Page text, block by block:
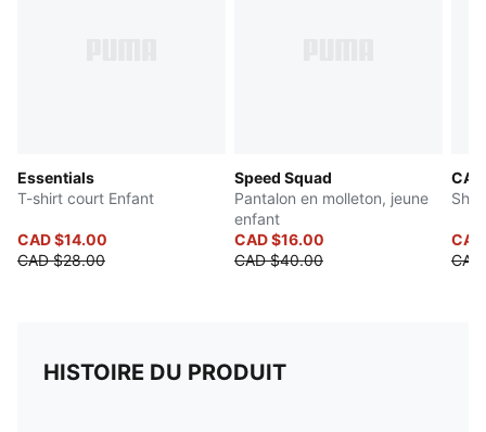
Essentials
T-shirt court Enfant
CAD $14.00
CAD $28.00
Speed Squad
Pantalon en molleton, jeune
enfant
CAD $16.00
CAD $40.00
HISTOIRE DU PRODUIT